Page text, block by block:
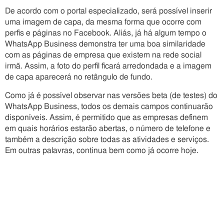
De acordo com o portal especializado, será possível inserir
uma imagem de capa, da mesma forma que ocorre com
perfis e páginas no Facebook. Aliás, já há algum tempo o
WhatsApp Business demonstra ter uma boa similaridade
com as páginas de empresa que existem na rede social
irmã. Assim, a foto do perfil ficará arredondada e a imagem
de capa aparecerá no retângulo de fundo.
Como já é possível observar nas versões beta (de testes) do
WhatsApp Business, todos os demais campos continuarão
disponíveis. Assim, é permitido que as empresas definem
em quais horários estarão abertas, o número de telefone e
também a descrição sobre todas as atividades e serviços.
Em outras palavras, continua bem como já ocorre hoje.